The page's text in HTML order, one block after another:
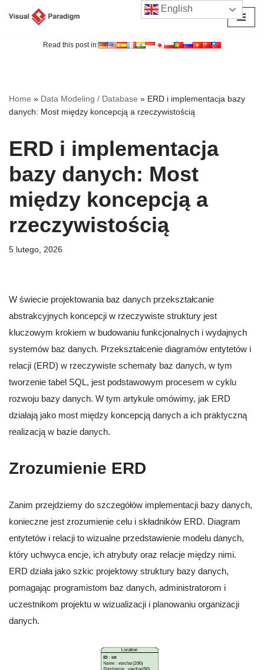
Read this post in:
Home » Data Modeling / Database » ERD i implementacja bazy
danych: Most między koncepcją a rzeczywistością
ERD i implementacja
bazy danych: Most
między koncepcją a
rzeczywistością
5 lutego, 2026
W świecie projektowania baz danych przekształcanie
abstrakcyjnych koncepcji w rzeczywiste struktury jest
kluczowym krokiem w budowaniu funkcjonalnych i wydajnych
systemów baz danych. Przekształcenie diagramów entytetów i
relacji (ERD) w rzeczywiste schematy baz danych, w tym
tworzenie tabel SQL, jest podstawowym procesem w cyklu
rozwoju bazy danych. W tym artykule omówimy, jak ERD
działają jako most między koncepcją danych a ich praktyczną
realizacją w bazie danych.
Zrozumienie ERD
Zanim przejdziemy do szczegółów implementacji bazy danych,
konieczne jest zrozumienie celu i składników ERD. Diagram
entytetów i relacji to wizualne przedstawienie modelu danych,
który uchwyca encje, ich atrybuty oraz relacje między nimi.
ERD działa jako szkic projektowy struktury bazy danych,
pomagając programistom baz danych, administratorom i
uczestnikom projektu w wizualizacji i planowaniu organizacji
danych.
English